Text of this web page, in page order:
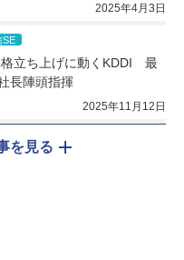
2025年4月3日
SE
立ち上げに動くKDDI　最
長陣頭指揮
2025年11月12日
を見る